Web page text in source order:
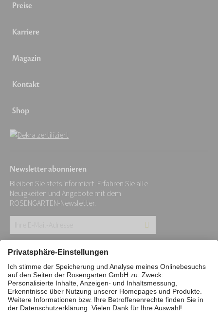
Preise
Karriere
Magazin
Kontakt
Shop
Newsletter abonnieren
Bleiben Sie stets informiert. Erfahren Sie alle
Neuigkeiten und Angebote mit dem
ROSENGARTEN-Newsletter.
E-
Mail-
Adresse:
*
Impressum Datenschutz
Stiftung
Interne Meldestelle
Zahlungsmittel
Barrierefreiheitserklärung
Vertrag widerrufen